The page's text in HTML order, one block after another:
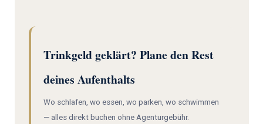
Trinkgeld geklärt? Plane den Rest
deines Aufenthalts
Wo schlafen, wo essen, wo parken, wo schwimmen
— alles direkt buchen ohne Agenturgebühr.